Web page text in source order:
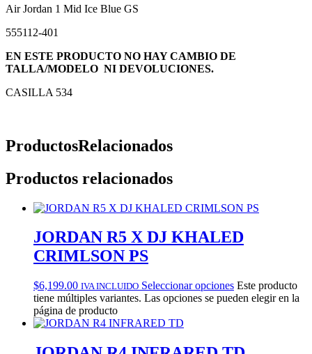
Air Jordan 1 Mid Ice Blue GS
555112-401
EN ESTE PRODUCTO NO HAY CAMBIO DE
TALLA/MODELO NI DEVOLUCIONES.
CASILLA 534
ProductosRelacionados
Productos relacionados
JORDAN R5 X DJ KHALED
CRIMLSON PS
$6,199.00 IVA INCLUIDO Seleccionar opciones Este producto
tiene múltiples variantes. Las opciones se pueden elegir en la
página de producto